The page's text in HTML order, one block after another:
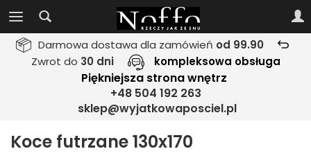
Darmowa dostawa dla zamówień od 99.90
Zwrot do 30 dni kompleksowa obsługa
Piękniejsza strona wnętrz
+48 504 192 263
sklep@wyjatkowaposciel.pl
Koce futrzane 130x170